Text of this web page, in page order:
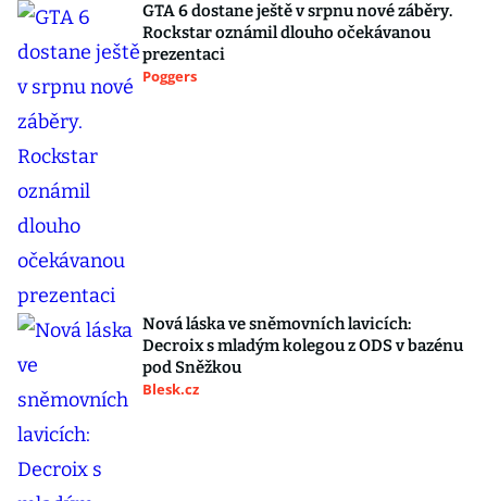
GTA 6 dostane ještě v srpnu nové záběry.
Rockstar oznámil dlouho očekávanou
prezentaci
Poggers
Nová láska ve sněmovních lavicích:
Decroix s mladým kolegou z ODS v bazénu
pod Sněžkou
Blesk.cz